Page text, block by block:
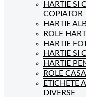
HARTIE SI
COPIATOR
HARTIE
ROLE
HARTIE
HARTIE SI
HARTIE
ROLE
ETICHETE
DIVERSE